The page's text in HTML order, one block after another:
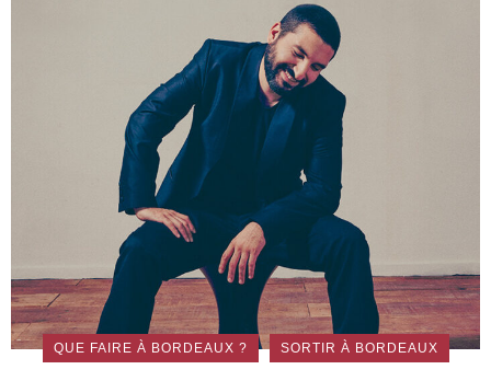
QUE FAIRE À BORDEAUX ? SORTIR À BORDEAUX